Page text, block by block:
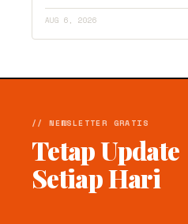
AUG 6, 2026
// NEWSLETTER GRATIS
Tetap Update
Setiap Hari